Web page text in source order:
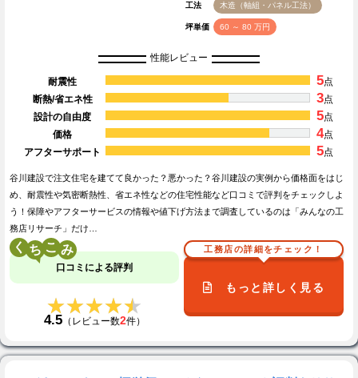
工法 木造（軸組・パネル工法）
坪単価 60 ～ 80 万円
性能レビュー
耐震性 5点
断熱/省エネ性
3点
設計の自由度
5点
価格
4点
アフターサポート
5点
谷川建設で注文住宅を建てて良かった？悪かった？谷川建設の実例から価格面をはじ
め、耐震性や気密断熱性、省エネ性などの住宅性能など口コミで評判をチェックしよ
う！保障やアフターサービスの情報や値下げ方法まで調査しているのは「みんなの工
務店リサーチ」だけ…
く こ
口コミによる評判
★★★★★
★★★★★
4.5（レビュー数2件）
工務店の詳細をチェック！
もっと詳しく見る